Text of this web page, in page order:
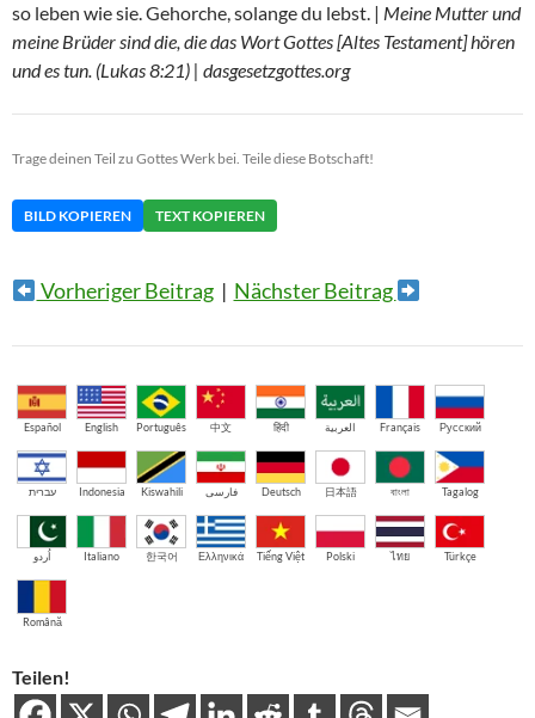
so leben wie sie. Gehorche, solange du lebst. | Meine Mutter und
meine Brüder sind die, die das Wort Gottes [Altes Testament] hören
und es tun. (Lukas 8:21) | dasgesetzgottes.org
Trage deinen Teil zu Gottes Werk bei. Teile diese Botschaft!
BILD KOPIEREN TEXT KOPIEREN
Vorheriger Beitrag| Nächster Beitrag
Español English Português 中文 हिंदी العربية Français Русский
עברית Indonesia Kiswahili فارسی Deutsch 日本語 বাংলা Tagalog
اُردو Italiano 한국어 Ελληνικά Tiếng Việt Polski ไทย Türkçe
Română
Teilen!